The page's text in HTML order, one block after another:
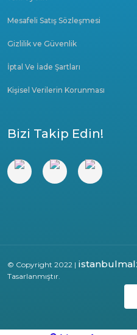
Mesafeli Satış Sözleşmesi
Gizlilik ve Güvenlik
İptal Ve İade Şartları
Kişisel Verilerin Korunması
Bizi Takip Edin!
© Copyright 2022 |
Tasarlanmıştır.